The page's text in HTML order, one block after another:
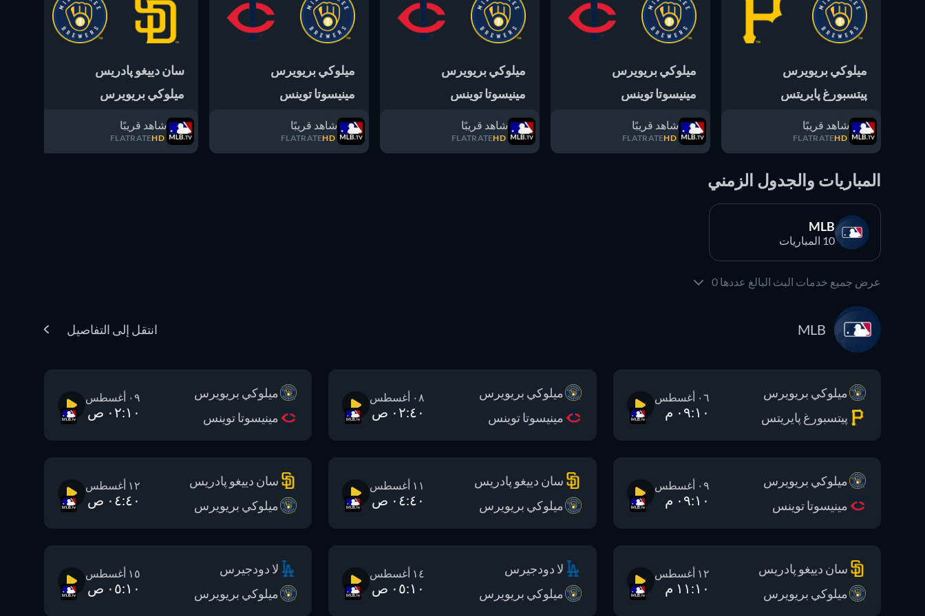
ميلوكي بريويرس
پيتسبورغ پايريتس
شاهد قريبًا
FLATRATEHD
ميلوكي بريويرس
مينيسوتا توينس
شاهد قريبًا
FLATRATEHD
ميلوكي بريويرس
مينيسوتا توينس
شاهد قريبًا
FLATRATEHD
ميلوكي بريويرس
مينيسوتا توينس
شاهد قريبًا
FLATRATEHD
سان دييغو پادريس
ميلوكي بريويرس
شاهد قريبًا
FLATRATEHD
المباريات والجدول الزمني
MLB
10 المباريات
عرض جميع خدمات البث البالغ عددها 0
MLB انتقل إلى التفاصيل
ميلوكي بريويرس
پيتسبورغ پايريتس
٠٦ أغسطس
٠٩:١٠ م
ميلوكي بريويرس
مينيسوتا توينس
٠٨ أغسطس
٠٢:٤٠ ص
ميلوكي بريويرس
مينيسوتا توينس
٠٩ أغسطس
٠٢:١٠ ص
ميلوكي بريويرس
مينيسوتا توينس
٠٩ أغسطس
٠٩:١٠ م
سان دييغو پادريس
ميلوكي بريويرس
١١ أغسطس
٠٤:٤٠ ص
سان دييغو پادريس
ميلوكي بريويرس
١٢ أغسطس
٠٤:٤٠ ص
سان دييغو پادريس
ميلوكي بريويرس
١٢ أغسطس
١١:١٠ م
لا دودجيرس
ميلوكي بريويرس
١٤ أغسطس
٠٥:١٠ ص
لا دودجيرس
ميلوكي بريويرس
١٥ أغسطس
٠٥:١٠ ص